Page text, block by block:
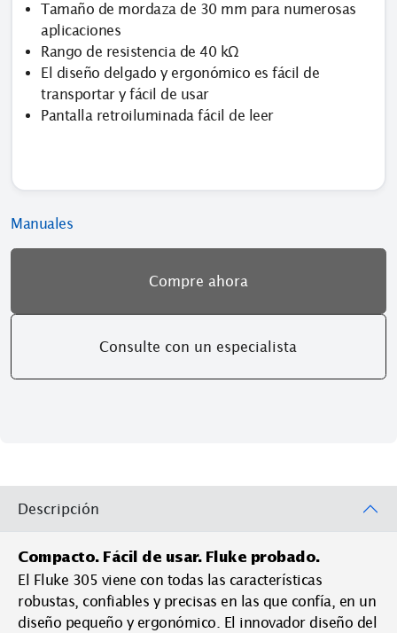
Tamaño de mordaza de 30 mm para numerosas
aplicaciones
Rango de resistencia de 40 kΩ
El diseño delgado y ergonómico es fácil de
transportar y fácil de usar
Pantalla retroiluminada fácil de leer
Manuales
Compre ahora
Consulte con un especialista
Descripción
Compacto. Fácil de usar. Fluke probado.
El Fluke 305 viene con todas las características
robustas, confiables y precisas en las que confía, en un
diseño pequeño y ergonómico. El innovador diseño del